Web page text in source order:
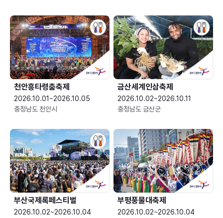
천안흥타령춤축제
2026.10.01~2026.10.05
충청남도 천안시
금산세계인삼축제
2026.10.02~2026.10.11
충청남도 금산군
부산국제록페스티벌
2026.10.02~2026.10.04
부평풍물대축제
2026.10.02~2026.10.04